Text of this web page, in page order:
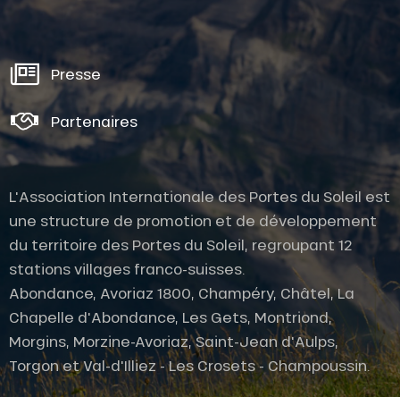
Description
Prestations
Presse
Partenaires
L'Association Internationale des Portes du Soleil est
une structure de promotion et de développement
du territoire des Portes du Soleil, regroupant 12
stations villages franco-suisses.
Abondance, Avoriaz 1800, Champéry, Châtel, La
Chapelle d'Abondance, Les Gets, Montriond,
Morgins, Morzine-Avoriaz, Saint-Jean d'Aulps,
Torgon et Val-d'Illiez - Les Crosets - Champoussin.